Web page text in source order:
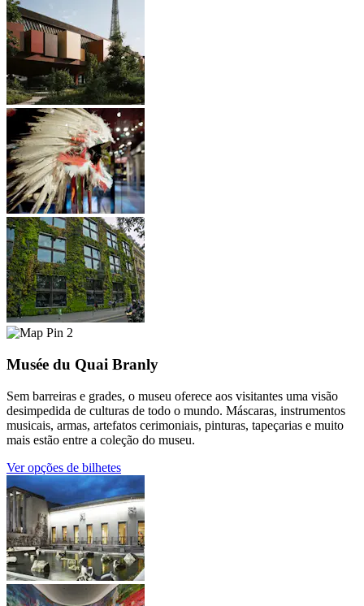
2
Musée du Quai Branly
Sem barreiras e grades, o museu oferece aos visitantes uma visão
desimpedida de culturas de todo o mundo. Máscaras, instrumentos
musicais, armas, artefatos cerimoniais, pinturas, tapeçarias e muito
mais estão entre a coleção do museu.
Ver opções de bilhetes